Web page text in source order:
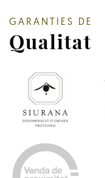
GARANTIES DE
Qualitat